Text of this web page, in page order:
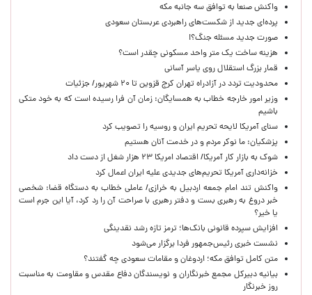
واکنش صنعا به توافق سه جانبه مکه
پرده‌ای جدید از شکست‌های راهبردی عربستان سعودی
صورت جدید مسئله جنگ؟!
هزینه ساخت یک متر واحد مسکونی چقدر است؟
قمار بزرگ استقلال روی یاسر آسانی
محدودیت تردد در آزادراه تهران کرج قزوین تا ۲۰ شهریور/ جزئیات
وزیر امور خارجه خطاب به همسایگان: زمان آن فرا رسیده است که به خود متکی
باشیم
سنای آمریکا لایحه تحریم ایران و روسیه را تصویب کرد
پزشکیان: ما نوکر مردم و در خدمت آنان هستیم
شوک به بازار کار آمریکا/ اقتصاد امریکا ۲۳ هزار شغل از دست داد
خزانه‌داری آمریکا تحریم‌های جدیدی علیه ایران اعمال کرد
واکنش تند امام جمعه اردبیل به خرازی/ عاملی خطاب به دستگاه قضا: شخصی
خبر دروغ به رهبری بست و دفتر رهبری با صراحت آن را رد کرد، آیا این جرم است
یا خیر؟
افزایش سپرده قانونی بانک‌ها؛ ترمز تازه رشد نقدینگی
نشست خبری رئیس‌جمهور فردا برگزار می‌شود
متن کامل توافق مکه؛ اردوغان و مقامات سعودی چه گفتند؟
بیانیه دبیرکل مجمع خبرنگاران و نویسندگان دفاع مقدس و مقاومت به مناسبت
روز خبرنگار